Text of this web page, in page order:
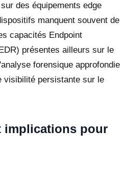
des équipements edge
manquent souvent de
capacités Endpoint
présentes ailleurs sur le
forensique approfondie
visibilité persistante sur le
implications pour